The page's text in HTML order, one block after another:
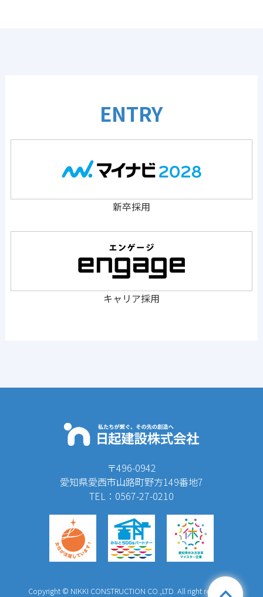
ENTRY
新卒採用
キャリア採用
〒496-0942
愛知県愛西市山路町野方149番地7
TEL：0567-27-0210
Copyright © NIKKI CONSTRUCTION CO.,LTD. All right reserved.